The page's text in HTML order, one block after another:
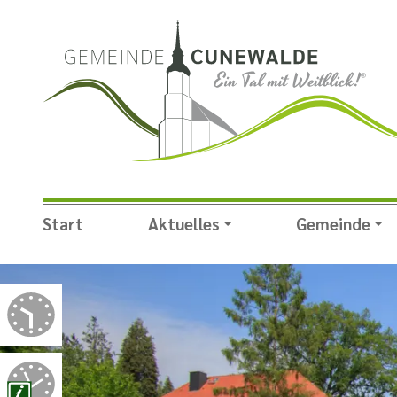
Start Aktuelles Gemeinde